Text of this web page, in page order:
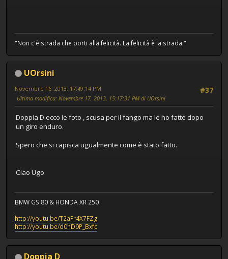
"Non c'è strada che porti alla felicità. La felicità è la strada."
UOrsini
#37
Novembre 16, 2013, 17:49:14 PM
Ultima modifica: Novembre 17, 2013, 15:17:31 PM di UOrsini
Doppia D ecco le foto , scusa per il fango ma le ho fatte dopo
un giro enduro.
Spero che si capisca ugualmente come è stato fatto.
Ciao Ugo
BMW GS 80 & HONDA XR 250
http://youtu.be/T2aFr4X7FZg
http://youtu.be/d0hD9P_Bxfc
Doppia D